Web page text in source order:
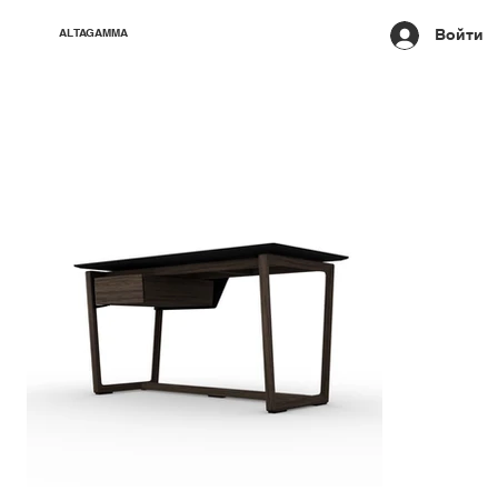
ALTAGAMMA Войти